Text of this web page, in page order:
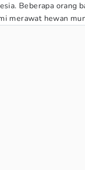
Beberapa orang
merawat hewan